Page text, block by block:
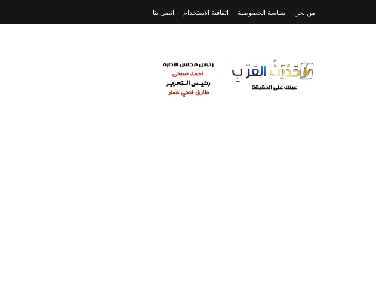
من نحن سياسة الخصوصية اتفاقية الاستخدام اتصل بنا